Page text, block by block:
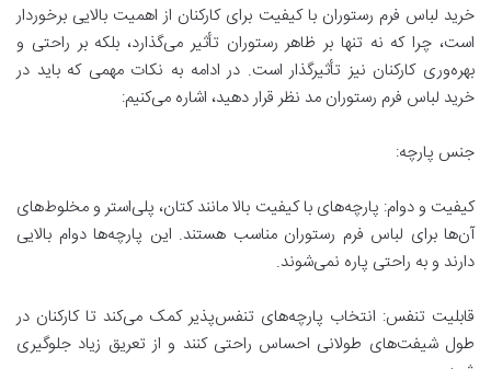
خرید لباس فرم رستوران با کیفیت برای کارکنان از اهمیت بالایی برخوردار
است، چرا که نه تنها بر ظاهر رستوران تأثیر می‌گذارد، بلکه بر راحتی و
بهره‌وری کارکنان نیز تأثیرگذار است. در ادامه به نکات مهمی که باید در
خرید لباس فرم رستوران مد نظر قرار دهید، اشاره می‌کنیم:
جنس پارچه:
کیفیت و دوام: پارچه‌های با کیفیت بالا مانند کتان، پلی‌استر و مخلوط‌های
آن‌ها برای لباس فرم رستوران مناسب هستند. این پارچه‌ها دوام بالایی
دارند و به راحتی پاره نمی‌شوند.
قابلیت تنفس: انتخاب پارچه‌های تنفس‌پذیر کمک می‌کند تا کارکنان در
طول شیفت‌های طولانی احساس راحتی کنند و از تعریق زیاد جلوگیری